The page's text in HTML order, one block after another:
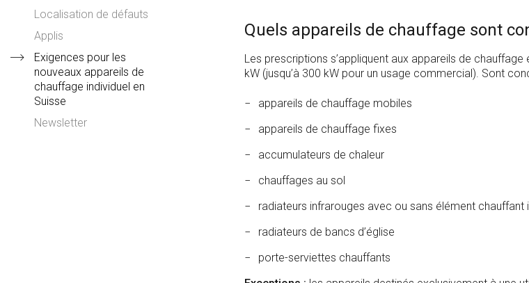
Localisation de défauts
Applis
Exigences pour les
nouveaux appareils de
chauffage individuel en
Suisse
Newsletter
Quels appareils de chauffage sont
Les prescriptions s’appliquent aux appareils de chauffage
kW (jusqu’à 300 kW pour un usage commercial). Sont
appareils de chauffage mobiles
appareils de chauffage fixes
accumulateurs de chaleur
chauffages au sol
radiateurs infrarouges avec ou sans élément chauffant
radiateurs de bancs d’église
porte-serviettes chauffants